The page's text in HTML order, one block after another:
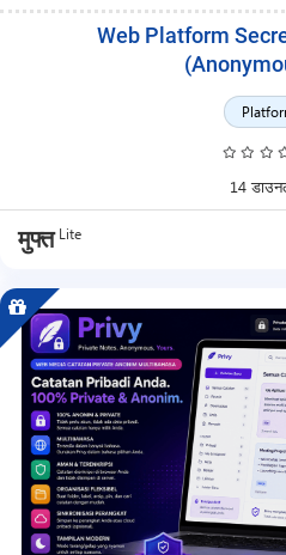
Web Platform
14
मुफ्त Lite